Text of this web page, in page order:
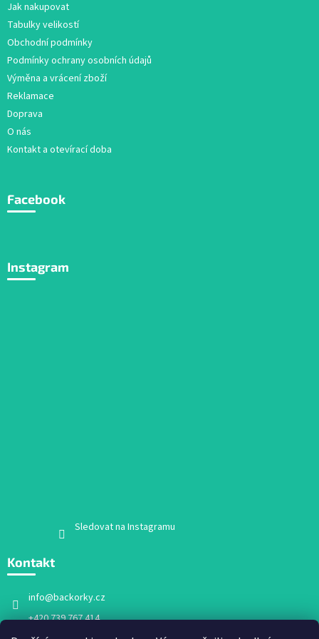
Jak nakupovat
Tabulky velikostí
Obchodní podmínky
Podmínky ochrany osobních údajů
Výměna a vrácení zboží
Reklamace
Doprava
O nás
Kontakt a otevírací doba
Facebook
Instagram
Sledovat na Instagramu
Kontakt
info@backorky.cz
+420 739 767 414